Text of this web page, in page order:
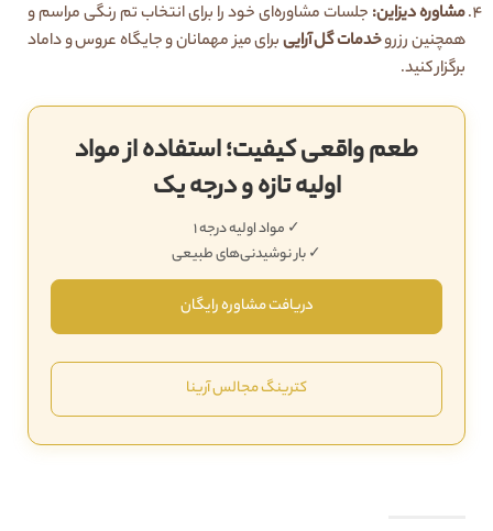
مشاوره دیزاین: جلسات مشاوره‌ای خود را برای انتخاب تم رنگی مراسم و
همچنین رزروخدمات گل آراییبرای میز مهمانان و جایگاه عروس و داماد
برگزار کنید.
طعم واقعی کیفیت؛ استفاده از مواد
اولیه تازه و درجه یک
✓ مواد اولیه درجه 1
✓ بار نوشیدنی‌های طبیعی
دریافت مشاوره رایگان
کترینگ مجالس آرینا